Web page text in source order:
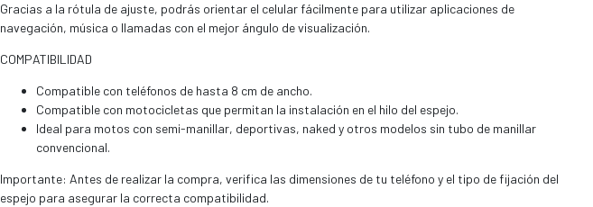
Gracias a la rótula de ajuste, podrás orientar el celular fácilmente para utilizar aplicaciones de
navegación, música o llamadas con el mejor ángulo de visualización.
COMPATIBILIDAD
Compatible con teléfonos de hasta 8 cm de ancho.
Compatible con motocicletas que permitan la instalación en el hilo del espejo.
Ideal para motos con semi-manillar, deportivas, naked y otros modelos sin tubo de manillar
convencional.
Importante: Antes de realizar la compra, verifica las dimensiones de tu teléfono y el tipo de fijación del
espejo para asegurar la correcta compatibilidad.